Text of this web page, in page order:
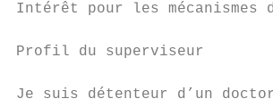
Intérêt pour les mécanismes
Profil du superviseur
Je suis détenteur d’un